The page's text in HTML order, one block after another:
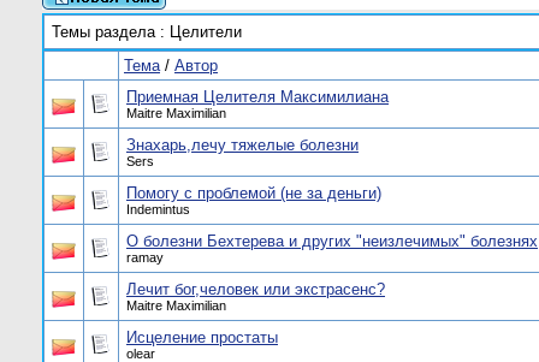
Темы раздела: Целители
Тема/ Автор
Приемная Целителя Максимилиана
Maitre Maximilian
Знахарь,лечу тяжелые болезни
Sers
Помогу с проблемой (не за деньги)
Indemintus
О болезни Бехтерева и других "неизлечимых" болезнях
ramay
Лечит бог,человек или экстрасенс?
Maitre Maximilian
Исцеление простаты
olear